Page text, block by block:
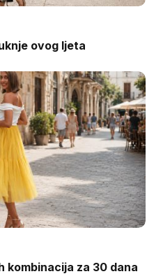
ovog ljeta
kombinacija za 30 dana